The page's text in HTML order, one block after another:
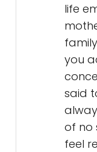
life
you
said
of no
feel